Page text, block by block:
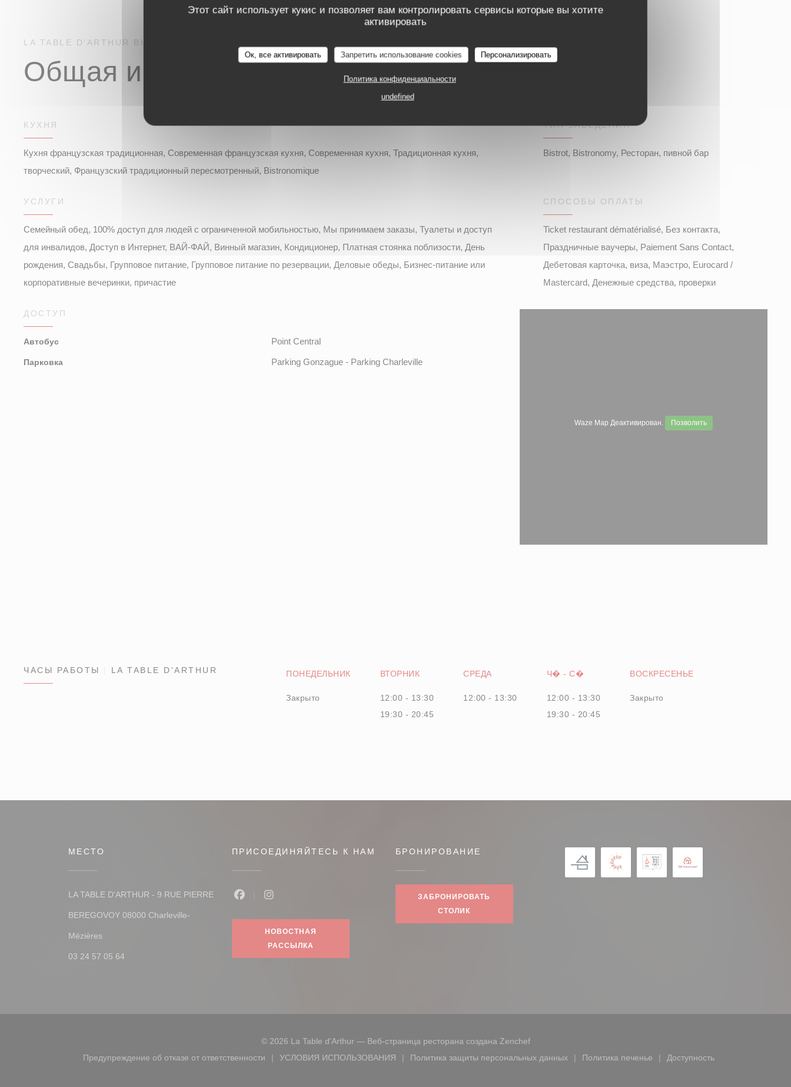
Этот сайт использует кукис и позволяет вам контролировать сервисы которые вы хотите
активировать
Ок, все активировать Запретить использование cookies Персонализировать
Политика конфиденциальности
undefined
LA TABLE D'ARTHUR BISTROT
Общая информация
КУХНЯ
Кухня французская традиционная, Современная французская кухня, Современная кухня, Традиционная кухня,
творческий, Французский традиционный пересмотренный, Bistronomique
ТИП ЗАВЕДЕНИЯ
Bistrot, Bistronomy, Ресторан, пивной бар
УСЛУГИ
Семейный обед, 100% доступ для людей с ограниченной мобильностью, Мы принимаем заказы, Туалеты и доступ
для инвалидов, Доступ в Интернет, ВАЙ-ФАЙ, Винный магазин, Кондиционер, Платная стоянка поблизости, День
рождения, Свадьбы, Групповое питание, Групповое питание по резервации, Деловые обеды, Бизнес-питание или
корпоративные вечеринки, причастие
СПОСОБЫ ОПЛАТЫ
Ticket restaurant dématérialisé, Без контакта,
Праздничные ваучеры, Paiement Sans Contact,
Дебетовая карточка, виза, Маэстро, Eurocard /
Mastercard, Денежные средства, проверки
ДОСТУП
Автобус Point Central
Парковка Parking Gonzague - Parking Charleville
Waze Map Деактивирован. Позволить
ЧАСЫ РАБОТЫ LA TABLE D'ARTHUR ПОНЕДЕЛЬНИК
Закрыто
ВТОРНИК
12:00 - 13:30
19:30 - 20:45
СРЕДА
12:00 - 13:30
Ч� -С�
12:00 - 13:30
19:30 - 20:45
ВОСКРЕСЕНЬЕ
Закрыто
МЕСТО
LA TABLE D'ARTHUR - 9 RUE PIERRE
BEREGOVOY 08000 Charleville-
Mézières((открывается в новом окне))
03 24 57 05 64
ПРИСОЕДИНЯЙТЕСЬ К НАМ
НОВОСТНАЯ
РАССЫЛКА
БРОНИРОВАНИЕ
ЗАБРОНИРОВАТЬ
СТОЛИК
© 2026 La Table d'Arthur — Веб-страница ресторана создана Zenchef((открывается в новом окне))
Предупреждение об отказе от ответственности
((открывается в новом окне))
УСЛОВИЯ ИСПОЛЬЗОВАНИЯ
((открывается в новом окне))
Политика защиты персональных данных
((открывается в новом окне))
Политика печенье
((открывается в новом окне))
Доступность
La Table d'Arthur